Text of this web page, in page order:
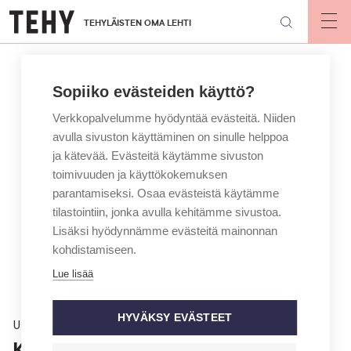
Hyppää
pääsisältöön
TEHYLÄISTEN OMA LEHTI
Uutinen
Sopiiko evästeiden käyttö?
Verkkopalvelumme hyödyntää evästeitä. Niiden
avulla sivuston käyttäminen on sinulle helppoa
ja kätevää. Evästeitä käytämme sivuston
toimivuuden ja käyttökokemuksen
parantamiseksi. Osaa evästeistä käytämme
tilastointiin, jonka avulla kehitämme sivustoa.
Lisäksi hyödynnämme evästeitä mainonnan
kohdistamiseen.
Lue lisää
HYVÄKSY EVÄSTEET